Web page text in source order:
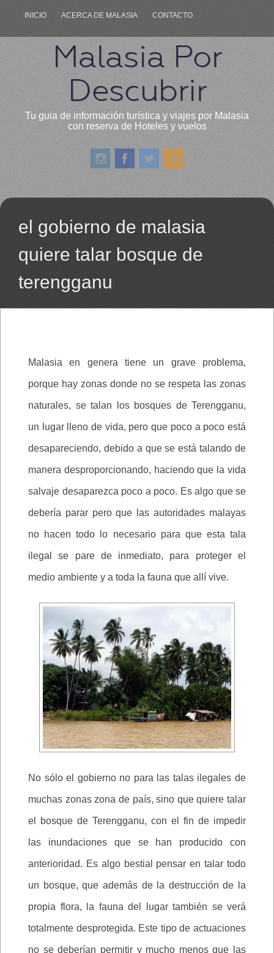
INICIO ACERCA DE MALASIA CONTACTO
Malasia Por
Descubrir
Tu guia de información turística y viajes por Malasia
con reserva de Hoteles y vuelos
el gobierno de malasia
quiere talar bosque de
terengganu
Malasia en genera tiene un grave problema,
porque hay zonas donde no se respeta las zonas
naturales, se talan los bosques de Terengganu,
un lugar lleno de vida, pero que poco a poco está
desapareciendo, debido a que se está talando de
manera desproporcionando, haciendo que la vida
salvaje desaparezca poco a poco. Es algo que se
debería parar pero que las autoridades malayas
no hacen todo lo necesario para que esta tala
ilegal se pare de inmediato, para proteger el
medio ambiente y a toda la fauna que allí vive.
No sólo el gobierno no para las talas ilegales de
muchas zonas zona de país, sino que quiere talar
el bosque de Terengganu, con el fin de impedir
las inundaciones que se han producido con
anterioridad. Es algo bestial pensar en talar todo
un bosque, que además de la destrucción de la
propia flora, la fauna del lugar también se verá
totalmente desprotegida. Este tipo de actuaciones
no se deberían permitir y mucho menos que las